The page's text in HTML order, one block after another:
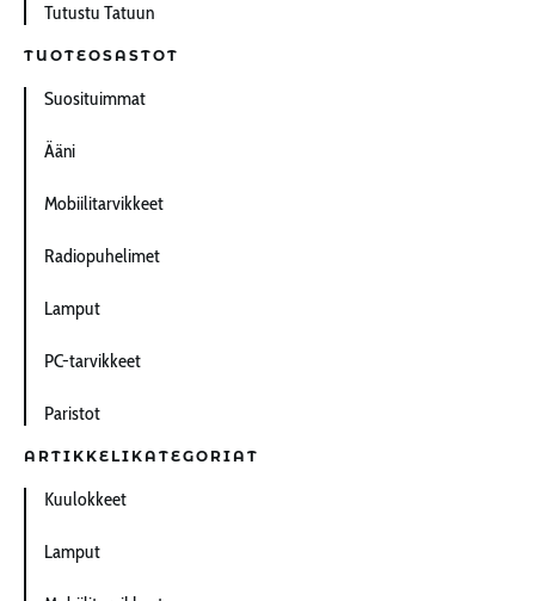
Tutustu Tatuun
TUOTEOSASTOT
Suosituimmat
Ääni
Mobiilitarvikkeet
Radiopuhelimet
Lamput
PC-tarvikkeet
Paristot
ARTIKKELIKATEGORIAT
Kuulokkeet
Lamput